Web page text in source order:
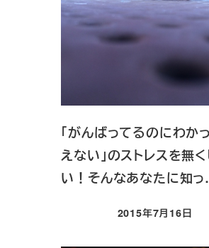
「がんばってるのにわか
えない」のストレスを無
い！そんなあなたに知
投稿日
2015年7月16日